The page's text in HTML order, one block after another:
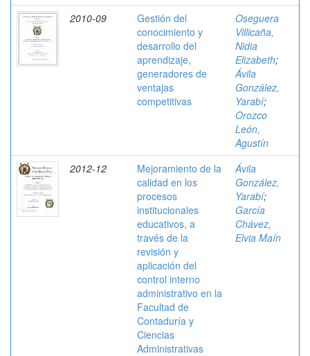
2010-09
Gestión del
conocimiento y
desarrollo del
aprendizaje,
generadores de
ventajas
competitivas
Oseguera
Villicaña,
Nidia
Elizabeth;
Ávila
González,
Yarabí;
Orozco
León,
Agustín
2012-12
Mejoramiento de la
calidad en los
procesos
institucionales
educativos, a
través de la
revisión y
aplicación del
control interno
administrativo en la
Facultad de
Contaduría y
Ciencias
Administrativas
Ávila
González,
Yarabí;
García
Chávez,
Elvia Maín